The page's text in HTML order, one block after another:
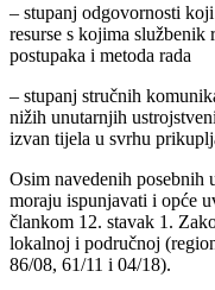
– stupanj odgovornosti
resurse s kojima
postupaka i metoda rada
– stupanj stručnih
nižih unutarnjih
izvan tijela u svrhu
Osim navedenih posebnih
moraju ispunjavati i opće
člankom 12. stavak 1.
lokalnoj i područnoj
86/08, 61/11 i 04/18).